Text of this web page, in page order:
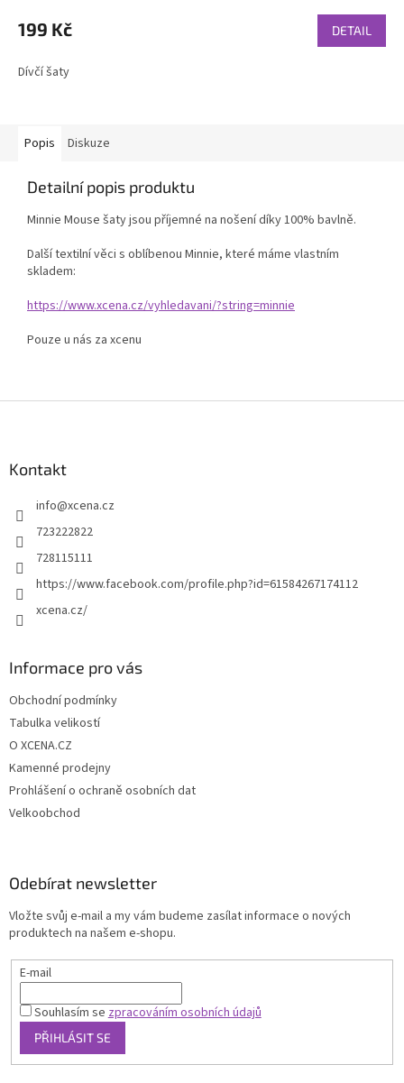
199 Kč DETAIL
Dívčí šaty
Popis Diskuze
Detailní popis produktu
Minnie Mouse šaty jsou příjemné na nošení díky 100% bavlně.
Další textilní věci s oblíbenou Minnie, které máme vlastním
skladem:
https://www.xcena.cz/vyhledavani/?string=minnie
Pouze u nás za xcenu
Kontakt
info@xcena.cz
723222822
728115111
https://www.facebook.com/profile.php?id=61584267174112
xcena.cz/
Informace pro vás
Obchodní podmínky
Tabulka velikostí
O XCENA.CZ
Kamenné prodejny
Prohlášení o ochraně osobních dat
Velkoobchod
Odebírat newsletter
Vložte svůj e-mail a my vám budeme zasílat informace o nových
produktech na našem e-shopu.
E-mail
Souhlasím sezpracováním osobních údajů
PŘIHLÁSIT SE